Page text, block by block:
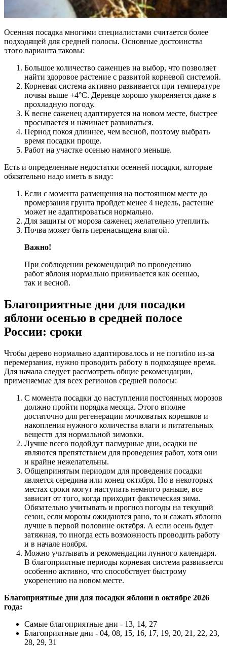
Осенняя посадка многими специалистами считается более
подходящей для средней полосы. Основные достоинства
этого варианта таковы:
Большое количество саженцев на выбор, что позволяет
найти здоровое растение с развитой корневой системой.
Корневая система активно развивается при температуре
почвы выше +4°С. Деревце хорошо укореняется даже в
прохладную погоду.
К весне саженец адаптируется на новом месте, быстрее
просыпается и начинает развиваться.
Период покоя длиннее, чем весной, поэтому выбрать
время посадки проще.
Работ на участке осенью намного меньше.
Есть и определенные недостатки осенней посадки, которые
обязательно надо иметь в виду:
Если с момента размещения на постоянном месте до
промерзания грунта пройдет менее 4 недель, растение
может не адаптироваться нормально.
Для защиты от мороза саженец желательно утеплить.
Почва может быть перенасыщена влагой.
Важно!
При соблюдении рекомендаций по проведению
работ яблоня нормально приживается как осенью,
так и весной.
Благоприятные дни для посадки
яблони осенью в средней полосе
России: сроки
Чтобы дерево нормально адаптировалось и не погибло из-за
перемерзания, нужно проводить работу в подходящее время.
Для начала следует рассмотреть общие рекомендации,
применяемые для всех регионов средней полосы:
С момента посадки до наступления постоянных морозов
должно пройти порядка месяца. Этого вполне
достаточно для регенерации мочковатых корешков и
накопления нужного количества влаги и питательных
веществ для нормальной зимовки.
Лучше всего подойдут пасмурные дни, осадки не
являются препятствием для проведения работ, хотя они
и крайне нежелательны.
Общепринятым периодом для проведения посадки
является середина или конец октября. Но в некоторых
местах сроки могут наступать немного раньше, все
зависит от того, когда приходит фактическая зима.
Обязательно учитывать и прогноз погоды на текущий
сезон, если морозы ожидаются рано, то и сажать яблоню
лучше в первой половине октября. А если осень будет
затяжная, то иногда есть возможность проводить работу
и в начале ноября.
Можно учитывать и рекомендации лунного календаря.
В благоприятные периоды корневая система развивается
особенно активно, что способствует быстрому
укоренению на новом месте.
Благоприятные дни для посадки яблони в октябре 2026
года:
Самые благоприятные дни - 13, 14, 27
Благоприятные дни - 04, 08, 15, 16, 17, 19, 20, 21, 22, 23,
28, 29, 31